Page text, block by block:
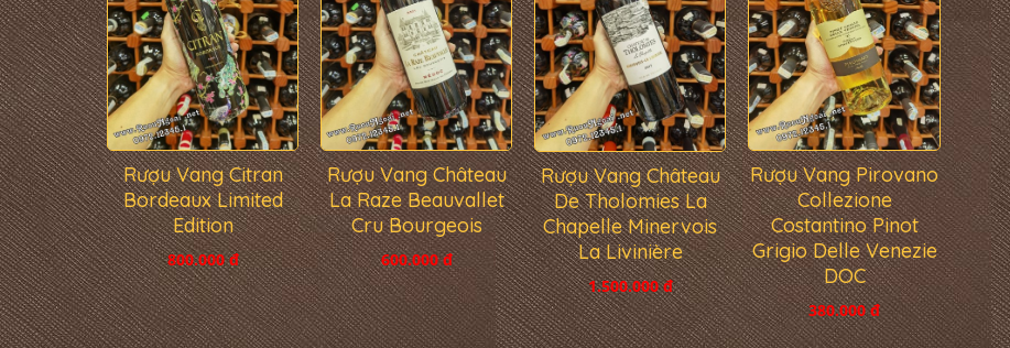
Rượu Vang Citran
Bordeaux Limited
Edition
800.000 đ
Rượu Vang Château
La Raze Beauvallet
Cru Bourgeois
600.000 đ
Rượu Vang Château
De Tholomies La
Chapelle Minervois
La Livinière
1.500.000 đ
Rượu Vang Pirovano
Collezione
Costantino Pinot
Grigio Delle Venezie
DOC
380.000 đ